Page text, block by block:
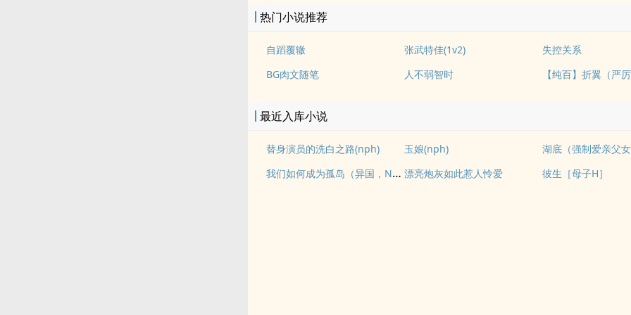
热门小说推荐
自蹈覆辙 张武特佳(1v2)
失控关系
BG肉文随笔
人不弱智时
最近入库小说
替身演员的洗白之路(nph) 玉娘(nph) 湖底（强制爱亲父女
我们如何成为孤岛（异国，NPH） 漂亮炮灰如此惹人怜爱 彼生［母子H］